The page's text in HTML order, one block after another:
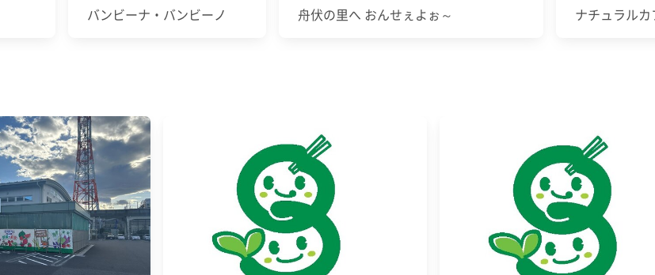
バンビーナ・バンビーノ 舟伏の里へ おんせぇよぉ～ ナチュラル